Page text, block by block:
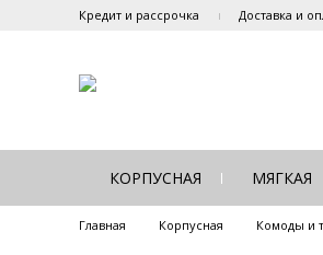
Кредит и рассрочка Доставка и
КОРПУСНАЯ МЯГКАЯ
Главная Корпусная Комоды и